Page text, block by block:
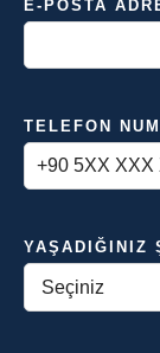
E-POSTA
TELEFON
YAŞADIĞINIZ